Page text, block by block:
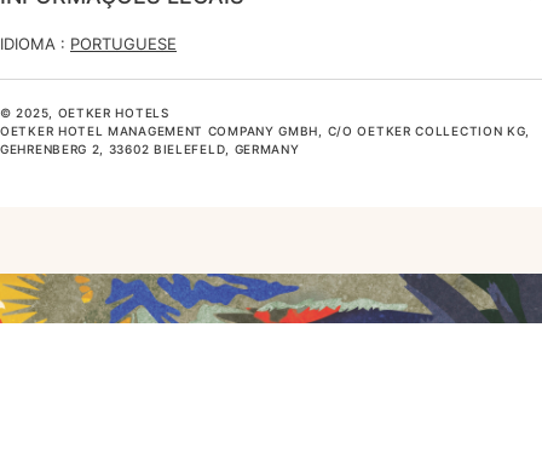
IDIOMA : PORTUGUESE
© 2025, OETKER HOTELS
OETKER HOTEL MANAGEMENT COMPANY GMBH, C/O OETKER COLLECTION KG,
GEHRENBERG 2, 33602 BIELEFELD, GERMANY